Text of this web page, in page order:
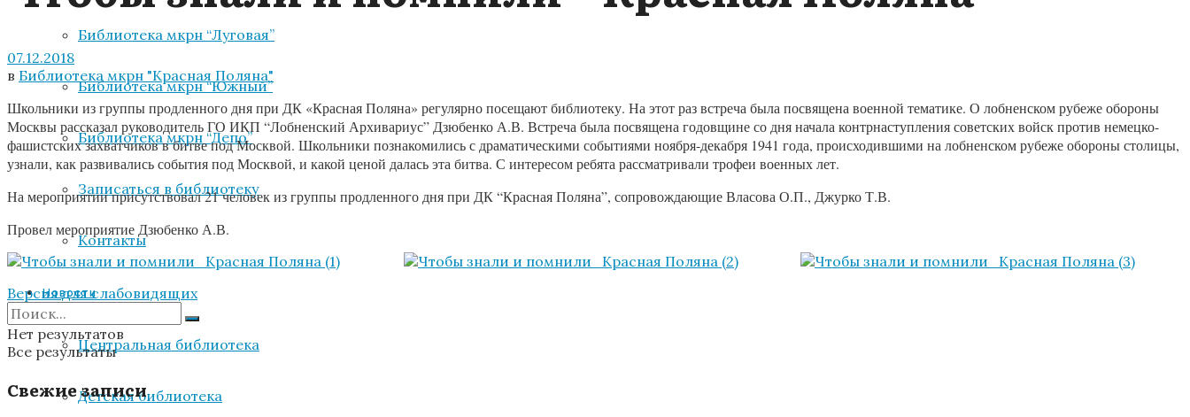
Библиотека мкрн “Луговая”
Библиотека мкрн “Южный”
Библиотека мкрн “Депо”
Записаться в библиотеку
Контакты
Новости
Центральная библиотека
Детская библиотека
07.12.2018
в Библиотека мкрн "Красная Поляна"
Школьники из группы продленного дня при ДК «Красная Поляна» регулярно посещают библиотеку. На этот раз встреча была посвящена военной тематике. О лобненском рубеже обороны
Москвы рассказал руководитель ГО ИКП “Лобненский Архивариус” Дзюбенко А.В. Встреча была посвящена годовщине со дня начала контрнаступления советских войск против немецко-
фашистских захватчиков в битве под Москвой. Школьники познакомились с драматическими событиями ноября-декабря 1941 года, происходившими на лобненском рубеже обороны столицы,
узнали, как развивались события под Москвой, и какой ценой далась эта битва. С интересом ребята рассматривали трофеи военных лет.
На мероприятии присутствовал 21 человек из группы продленного дня при ДК “Красная Поляна”, сопровождающиеВласова О.П., Джурко Т.В.
Провел мероприятие Дзюбенко А.В.
Версия для слабовидящих
Нет результатов
Все результаты
Свежие записи